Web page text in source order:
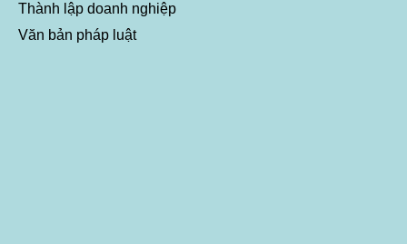
Thành lập doanh nghiệp
Văn bản pháp luật